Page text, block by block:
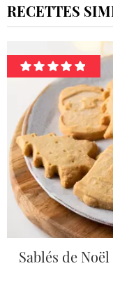
RECETTES
Sablés de